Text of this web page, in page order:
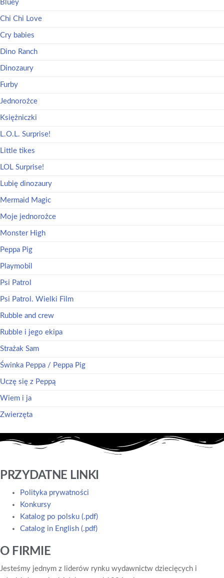
Bluey
Chi Chi Love
Cry babies
Dino Ranch
Dinozaury
Furby
Jednorożce
Księżniczki
L.O.L. Surprise!
Little tikes
LOL Surprise!
Lubię dinozaury
Mermaid Magic
Moje jednorożce
Monster High
Peppa Pig
Playmobil
Psi Patrol
Psi Patrol. Wielki Film
Rubble and crew
Rubble i jego ekipa
Strażak Sam
Świnka Peppa / Peppa Pig
Uczę się z Peppą
Wiem i ja
Zwierzęta
PRZYDATNE LINKI
Polityka prywatności
Konkursy
Katalog po polsku (.pdf)
Catalog in English (.pdf)
O FIRMIE
Jesteśmy jednym z liderów rynku wydawnictw dziecięcych i